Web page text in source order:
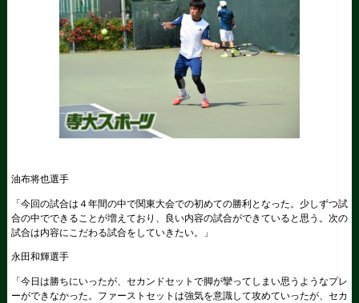
油布将也選手
「今回の試合は４年間の中で関東大会での初めての勝利となった。少しずつ試
合の中でできることが増えており、良い内容の試合ができていると思う。次の
試合は内容にこだわる試合をしていきたい。」
永田和輝選手
「今日は勝ちにいったが、セカンドセットで脚が攣ってしまい思うようなプレ
ーができなかった。ファーストセットは強気を意識して攻めていったが、セカ